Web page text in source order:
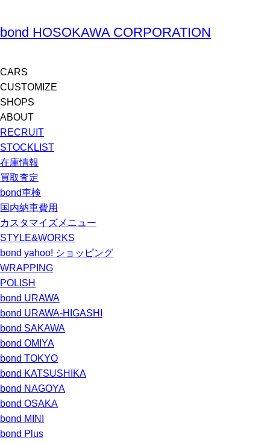
bond HOSOKAWA CORPORATION
CARS
CUSTOMIZE
SHOPS
ABOUT
RECRUIT
STOCKLIST
在庫情報
買取査定
bond車検
国内納車費用
カスタマイズメニュー
STYLE&WORKS
bond yahoo! ショッピング
WRAPPING
POLISH
bond URAWA
bond URAWA-HIGASHI
bond SAKAWA
bond OMIYA
bond TOKYO
bond KATSUSHIKA
bond NAGOYA
bond OSAKA
bond MINI
bond Plus